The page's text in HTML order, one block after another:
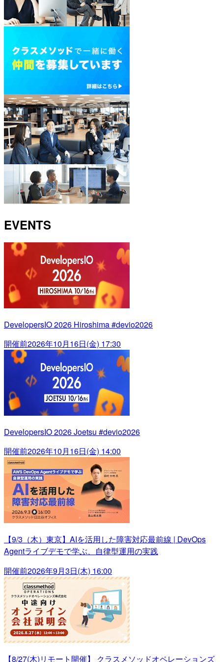
EVENTS
DevelopersIO 2026 Hiroshima #devio2026
開催前2026年10月16日(金) 17:30
DevelopersIO 2026 Joetsu #devio2026
開催前2026年10月16日(金) 14:00
【9/3（木）東京】AIを活用した障害対応最前線 | DevOps
Agentライブデモで学ぶ、自律型運用の実践
開催前2026年9月3日(木) 16:00
【8/27(木)リモート開催】 クラスメソッドオペレーションズ